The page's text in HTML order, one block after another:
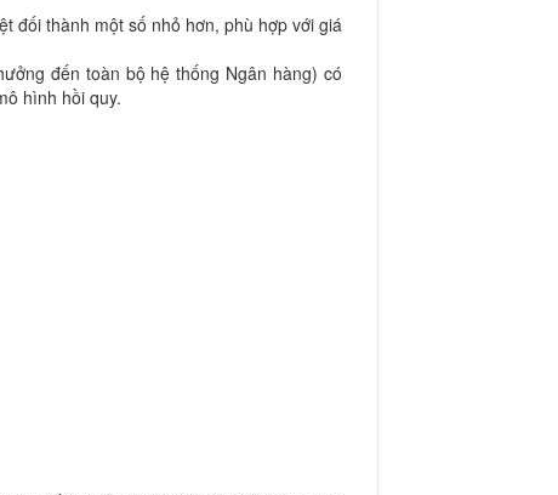
đối thành một số nhỏ hơn, phù hợp với giá
đến toàn bộ hệ thống Ngân hàng) có
hình hồi quy.